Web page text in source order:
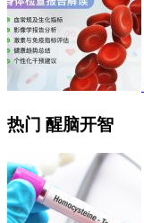
热门 醒脑开智